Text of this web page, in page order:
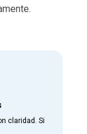
claridad. Si